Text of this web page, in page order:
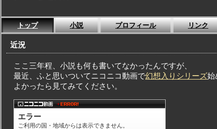
トップ 小説 プロフィール リンク
近況
ここ三年程、小説も何も書いてなかったんですが、
最近、ふと思いついてニコニコ動画で幻想入りシリーズ始
よかったら見てみてください。